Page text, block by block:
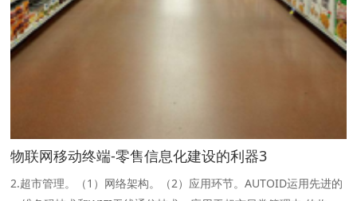
物联网移动终端-零售信息化建设的利器3
2.超市管理。（1）网络架构。（2）应用环节。AUTOID运用先进的